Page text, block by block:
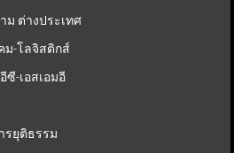
ม ต่างประเทศ
ม-โลจิสติกส์
ซี-เอสเอมอี
รยุติธรรม